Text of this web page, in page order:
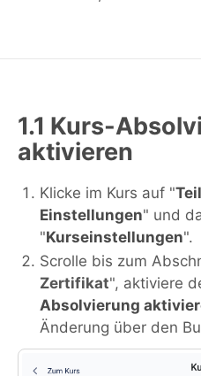
1.1 Kurs-
aktivieren
Klicke im Kurs auf "
Einstellungen" und
"Kurseinstellungen".
Scrolle bis zum
Zertifikat", aktiviere
Absolvierung
Änderung über den